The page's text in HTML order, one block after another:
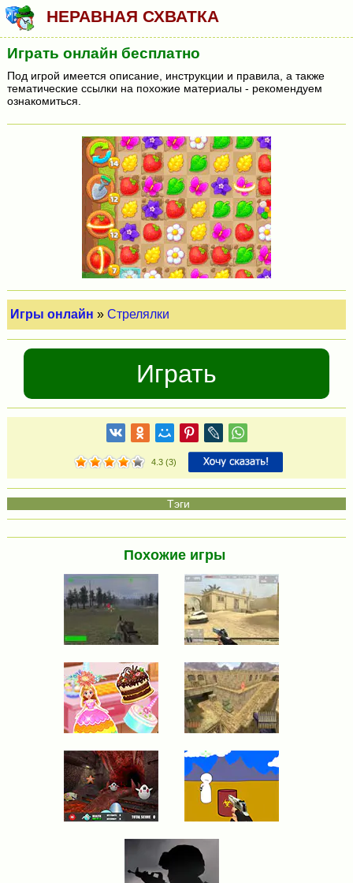
НЕРАВНАЯ СХВАТКА
Играть онлайн бесплатно
Под игрой имеется описание, инструкции и правила, а также
тематические ссылки на похожие материалы - рекомендуем
ознакомиться.
Игры онлайн »Стрелялки
Играть
4.3(3)
Похожие игры